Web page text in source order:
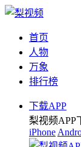
首页
人物
万象
排行榜
下载APP
梨视频APP
iPhone